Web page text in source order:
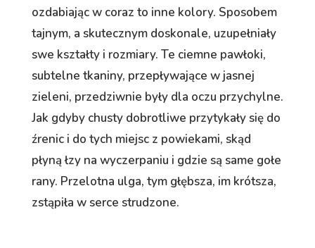
ozdabiając w coraz to inne kolory. Sposobem
tajnym, a skutecznym doskonale, uzupełniały
swe kształty i rozmiary. Te ciemne pawłoki,
subtelne tkaniny, przepływające w jasnej
zieleni, przedziwnie były dla oczu przychylne.
Jak gdyby chusty dobrotliwe przytykały się do
źrenic i do tych miejsc z powiekami, skąd
płyną łzy na wyczerpaniu i gdzie są same gołe
rany. Przelotna ulga, tym głębsza, im krótsza,
zstąpiła w serce strudzone.